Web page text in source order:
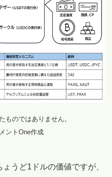
のではありません。
ントOne作成
うど1ドルの価値ですが、